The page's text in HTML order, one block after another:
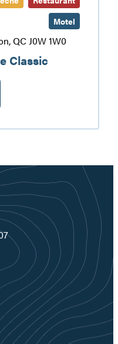
Motel
QC J0W 1W0
Classic